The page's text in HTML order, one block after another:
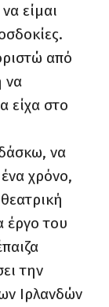
είμαι
από
να
είχα στο
να
χρόνο,
έργο του
την
Ιρλανδών